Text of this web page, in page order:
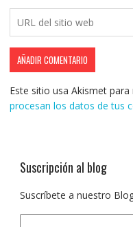
Este sitio usa Akismet para
procesan los datos de tus
Suscripción al blog
Suscríbete a nuestro